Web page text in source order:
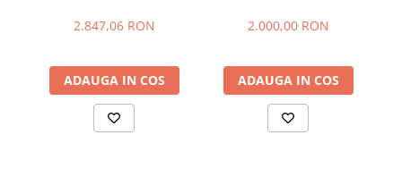
2.847,06 RON
ADAUGA IN COS
2.000,00 RON
ADAUGA IN COS